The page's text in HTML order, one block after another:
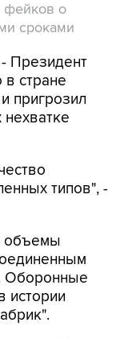
фейков о
сроками
- Президент
стране
пригрозил
нехватке
типов", -
объемы
Оборонные
истории